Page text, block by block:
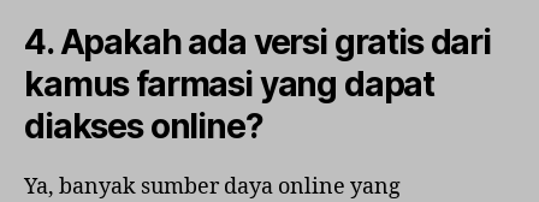
4. Apakah ada versi gratis dari
kamus farmasi yang dapat
diakses online?
Ya, banyak sumber daya online yang